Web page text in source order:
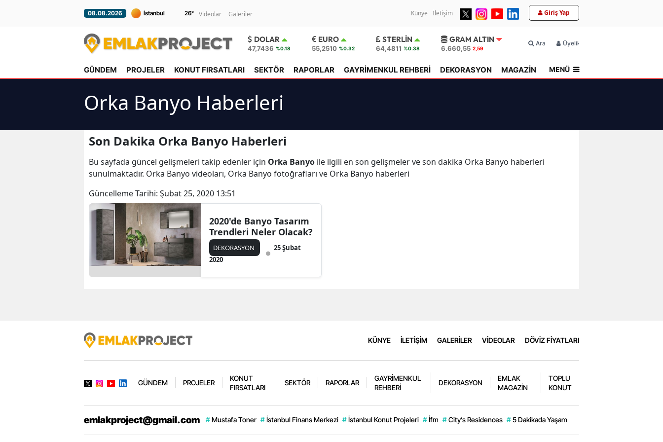
08.08.2026 26° Videolar Galeriler Künye İletişim Giriş Yap
DOLAR
47,7436 %0.18
EURO
55,2510 %0.32
STERLIN
64,4811 %0.38
GRAM ALTIN
6.660,55 2,59
Ara Üyelik
GÜNDEM PROJELER KONUT FIRSATLARI SEKTÖR RAPORLAR GAYRİMENKUL REHBERİ DEKORASYON MAGAZİN TOPLU KONUT
MENÜ
Orka Banyo Haberleri
Son Dakika Orka Banyo Haberleri
Bu sayfada güncel gelişmeleri takip edenler için Orka Banyo ile ilgili en son gelişmeler ve son dakika Orka Banyo haberleri
sunulmaktadır. Orka Banyo videoları, Orka Banyo fotoğrafları ve Orka Banyo haberleri
Güncelleme Tarihi: Şubat 25, 2020 13:51
2020'de Banyo Tasarım
Trendleri Neler Olacak?
DEKORASYON
25 Şubat
2020
KÜNYE İLETİŞİM GALERİLER VİDEOLAR DÖVİZ FİYATLARI
GÜNDEM PROJELER
KONUT
FIRSATLARI
SEKTÖR RAPORLAR
GAYRİMENKUL
REHBERİ
DEKORASYON
EMLAK
MAGAZİN
TOPLU
KONUT
emlakproject@gmail.com # Mustafa Toner # İstanbul Finans Merkezi # İstanbul Konut Projeleri # İfm # City’s Residences # 5 Dakikada Yaşam